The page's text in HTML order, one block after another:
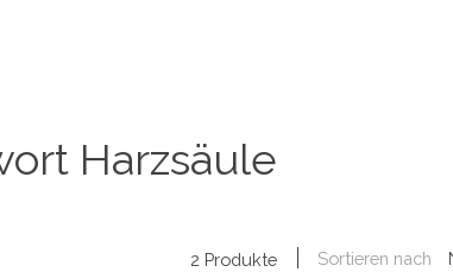
Harzsäule
2 Produkte Sortieren nach